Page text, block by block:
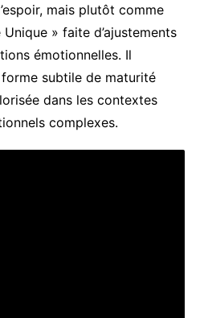
mais plutôt comme
Unique » faite d’ajustements
émotionnelles. Il
subtile de maturité
dans les contextes
complexes.